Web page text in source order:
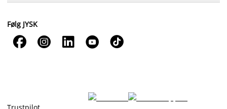
Følg JYSK
    